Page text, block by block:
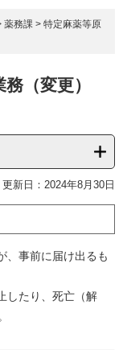
薬務課 > 特定麻薬等原
（変更）
更新日：2024年8月30日
、事前に届け出るも
したり、死亡（解